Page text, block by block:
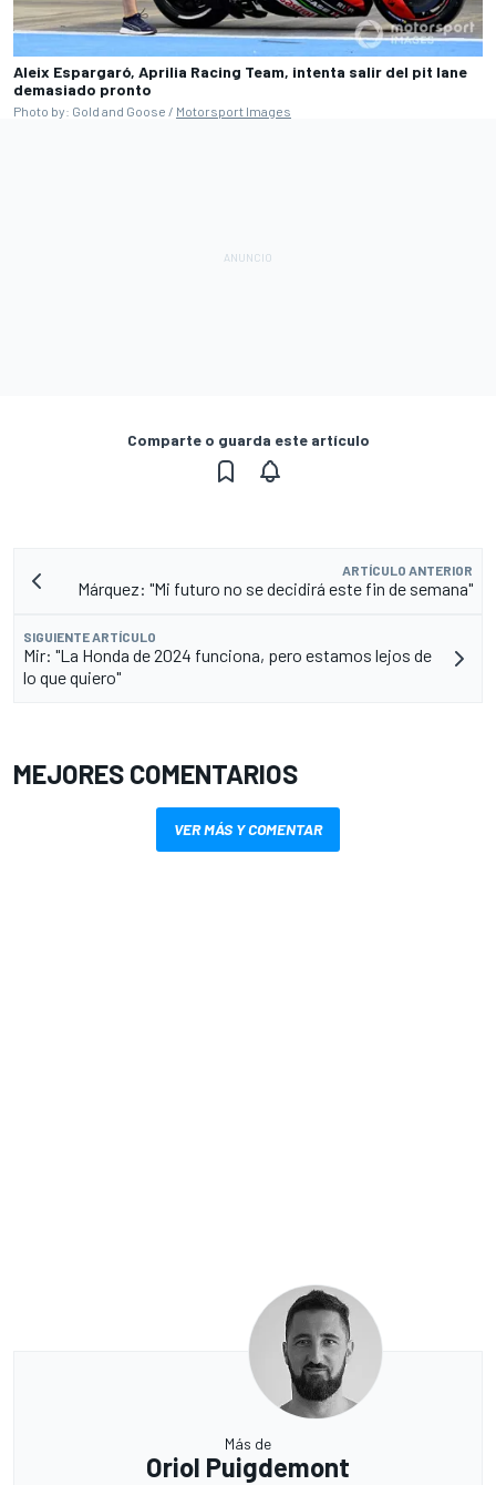
Aleix Espargaró, Aprilia Racing Team, intenta salir del pit lane
demasiado pronto
Photo by: Gold and Goose / Motorsport Images
Comparte o guarda este artículo
ARTÍCULO ANTERIOR
Márquez: "Mi futuro no se decidirá este fin de semana"
SIGUIENTE ARTÍCULO
Mir: "La Honda de 2024 funciona, pero estamos lejos de
lo que quiero"
MEJORES COMENTARIOS
VER MÁS Y COMENTAR
Más de
Oriol Puigdemont